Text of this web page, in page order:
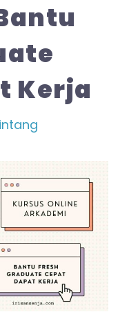
Kerja